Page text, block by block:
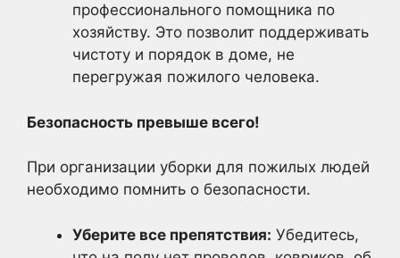
профессионального помощника по
хозяйству. Это позволит поддерживать
чистоту и порядок в доме, не
перегружая пожилого человека.
Безопасность превыше всего!
При организации уборки для пожилых людей
необходимо помнить о безопасности.
Уберите все препятствия: Убедитесь,